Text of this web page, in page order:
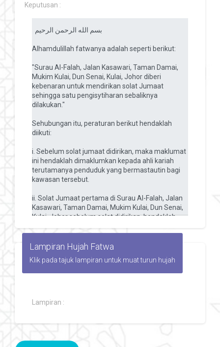
Keputusan :
Lampiran Hujah Fatwa
Klik pada tajuk lampiran untuk muat turun hujah
Lampiran :